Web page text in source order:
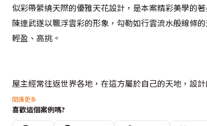
似彩帶縈繞天際的優雅天花設計，是本案精彩美學的
陳連武遂以飄浮雲彩的形象，勾勒如行雲流水般線條
輕盈、高挑。
屋主經常往返世界各地，在這方屬於自己的天地，設
格局，強調自然光源的流動、人與景的融合，而呼應
包容、無界定的雍容氣度。
閱讀更多
喜歡這個案例嗎?